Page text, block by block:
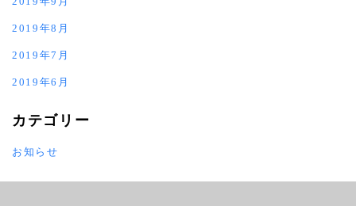
2019年8月
2019年7月
2019年6月
カテゴリー
お知らせ